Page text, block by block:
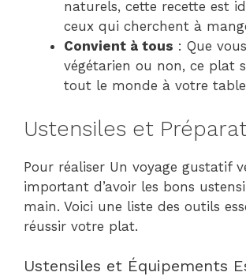
naturels, cette recette est
ceux qui cherchent à
Convient à tous : Que
végétarien ou non, ce plat
tout le monde à votre
Ustensiles et
Pour réaliser Un voyage gustatif
important d’avoir les bons
main. Voici une liste des outils
réussir votre plat.
Ustensiles et Équipements